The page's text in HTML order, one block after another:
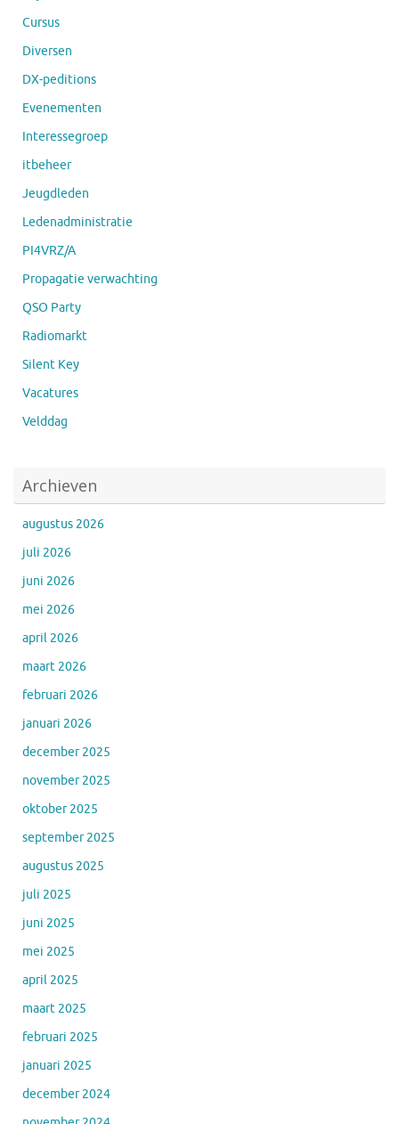
Cursus
Diversen
DX-peditions
Evenementen
Interessegroep
itbeheer
Jeugdleden
Ledenadministratie
PI4VRZ/A
Propagatie verwachting
QSO Party
Radiomarkt
Silent Key
Vacatures
Velddag
Archieven
augustus 2026
juli 2026
juni 2026
mei 2026
april 2026
maart 2026
februari 2026
januari 2026
december 2025
november 2025
oktober 2025
september 2025
augustus 2025
juli 2025
juni 2025
mei 2025
april 2025
maart 2025
februari 2025
januari 2025
december 2024